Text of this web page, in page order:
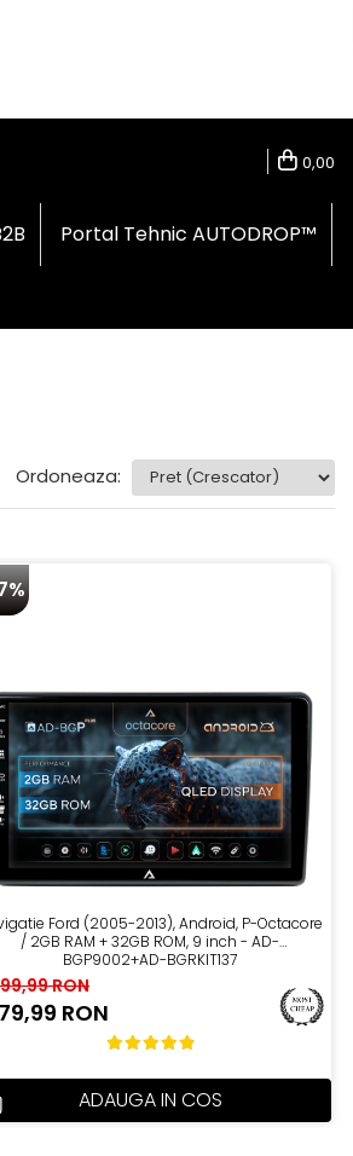
0,00
Portal Tehnic AUTODROP™
Ordoneaza:
Ford (2005-2013), Android, P-Octacore
/ 2GB RAM + 32GB ROM, 9 inch - AD-
BGP9002+AD-BGRKIT137
RON
RON
ADAUGA IN COS